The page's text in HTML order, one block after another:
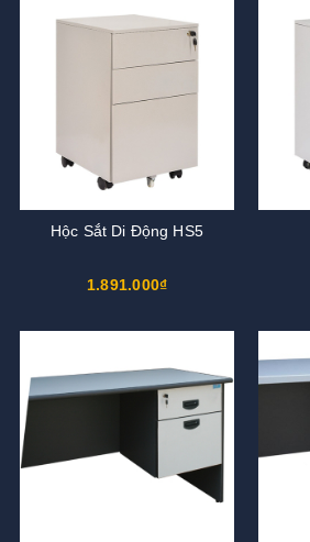
Hộc Sắt Di Động HS5
1.891.000₫